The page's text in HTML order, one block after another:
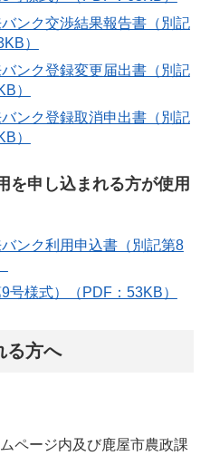
ンク交渉結果報告書（別記
）
ンク登録変更届出書（別記
）
ンク登録取消申出書（別記
）
を申し込まれる方が使用
ンク利用申込書（別記第8
号様式）（PDF：53KB）
る方へ
ページ内及び鹿屋市農政課